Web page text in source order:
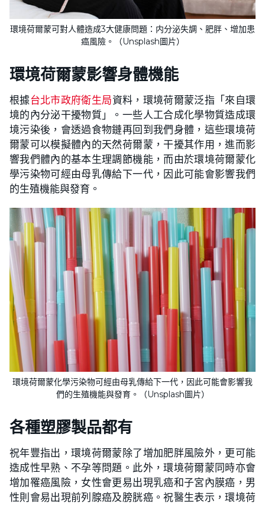
環境荷爾蒙可對人體造成3大健康問題：内分泌失調、肥胖、增加患
癌風險。（Unsplash圖片）
環境荷爾蒙影響身體機能
根據台北市政府衛生局資料，環境荷爾蒙泛指「來自環
境的內分泌干擾物質」。一些人工合成化學物質造成環
境污染後，會透過食物鏈再回到我們身體，這些環境荷
爾蒙可以模擬體內的天然荷爾蒙，干擾其作用，進而影
響我們體內的基本生理調節機能，而由於環境荷爾蒙化
學污染物可經由母乳傳給下一代，因此可能會影響我們
的生殖機能與發育。
環境荷爾蒙化學污染物可經由母乳傳給下一代，因此可能會影響我
們的生殖機能與發育。（Unsplash圖片）
各種塑膠製品都有
祝年豐指出，環境荷爾蒙除了增加肥胖風險外，更可能
造成性早熟、不孕等問題。此外，環境荷爾蒙同時亦會
增加罹癌風險，女性會更易出現乳癌和子宮內膜癌，男
性則會易出現前列腺癌及膀胱癌。祝醫生表示，環境荷